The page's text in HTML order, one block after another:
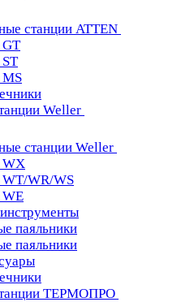
станции ATTEN
Weller
станции Weller
WX
WR/WS
паяльники
паяльники
ТЕРМОПРО